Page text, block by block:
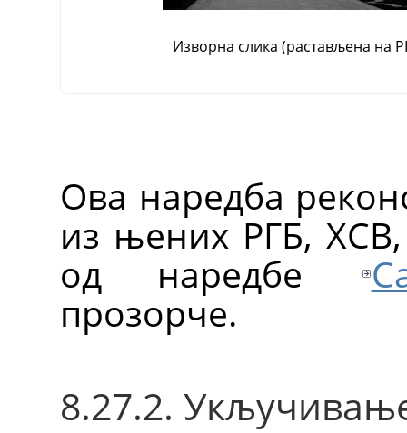
Изворна слика (растављена на
Ова наредба
из њених РГБ, ХСВ,
од наредбе
прозорче.
8.27.2.